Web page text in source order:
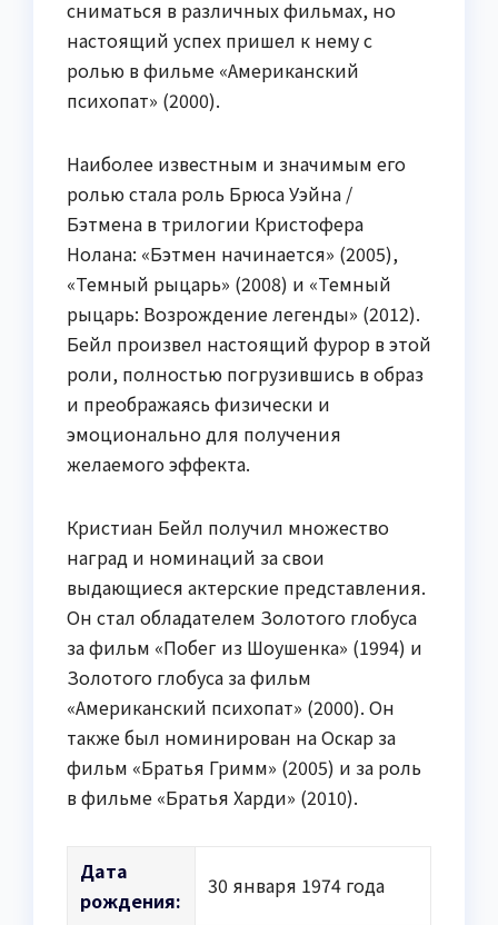
сниматься в различных фильмах, но
настоящий успех пришел к нему с
ролью в фильме «Американский
психопат» (2000).
Наиболее известным и значимым его
ролью стала роль Брюса Уэйна /
Бэтмена в трилогии Кристофера
Нолана: «Бэтмен начинается» (2005),
«Темный рыцарь» (2008) и «Темный
рыцарь: Возрождение легенды» (2012).
Бейл произвел настоящий фурор в этой
роли, полностью погрузившись в образ
и преображаясь физически и
эмоционально для получения
желаемого эффекта.
Кристиан Бейл получил множество
наград и номинаций за свои
выдающиеся актерские представления.
Он стал обладателем Золотого глобуса
за фильм «Побег из Шоушенка» (1994) и
Золотого глобуса за фильм
«Американский психопат» (2000). Он
также был номинирован на Оскар за
фильм «Братья Гримм» (2005) и за роль
в фильме «Братья Харди» (2010).
Дата
рождения:
30 января 1974 года